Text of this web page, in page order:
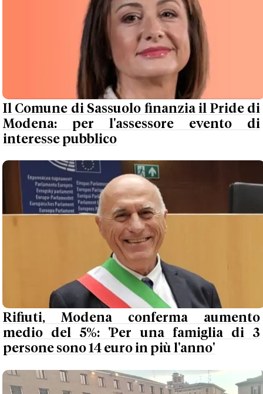
Il Comune di Sassuolo finanzia il Pride di
Modena: per l'assessore evento di
interesse pubblico
Rifiuti, Modena conferma aumento
medio del 5%: 'Per una famiglia di 3
persone sono 14 euro in più l'anno'